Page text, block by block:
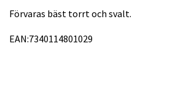
Förvaras bäst torrt och svalt.
EAN:7340114801029